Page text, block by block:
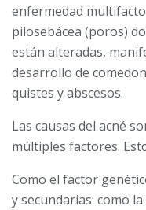
enfermedad
pilosebácea (poros)
están alteradas,
desarrollo de
quistes y abscesos.
Las causas del acné
múltiples factores.
Como el factor
y secundarias: como